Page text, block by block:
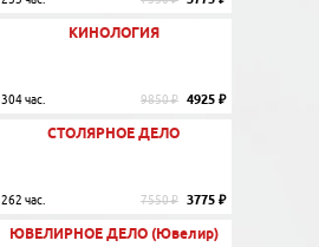
КИНОЛОГИЯ
304 час. 9850 ₽ 4925 ₽
СТОЛЯРНОЕ ДЕЛО
262 час. 7550 ₽ 3775 ₽
ЮВЕЛИРНОЕ ДЕЛО (Ювелир)